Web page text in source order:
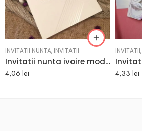
INVITATII NUNTA, INVITATII
Invitatii nunta ivoire moderna cu linii argintii 19 x 18.9 cm
4,06 lei
INVITATII,
4,33 lei